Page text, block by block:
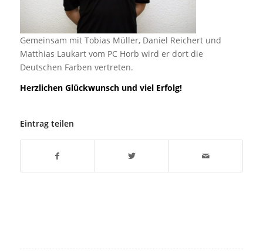
Gemeinsam mit Tobias Müller, Daniel Reichert und
Matthias Laukart vom PC Horb wird er dort die
Deutschen Farben vertreten.
Herzlichen Glückwunsch und viel Erfolg!
Eintrag teilen